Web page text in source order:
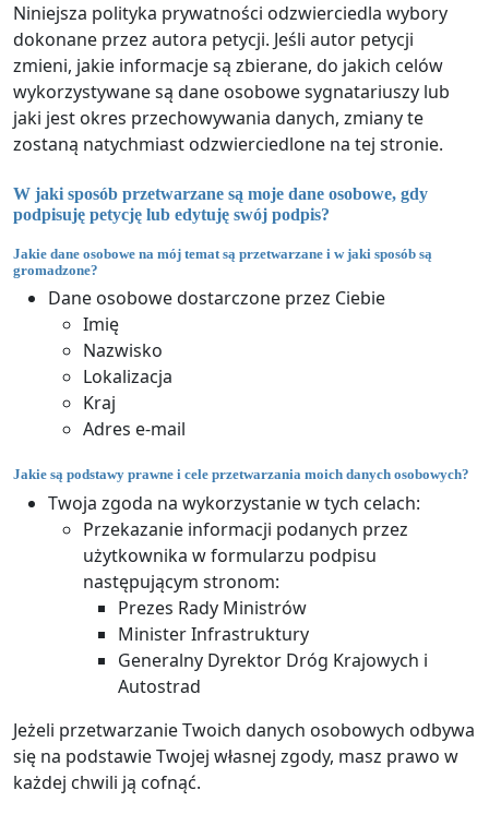
Niniejsza polityka prywatności odzwierciedla wybory
dokonane przez autora petycji. Jeśli autor petycji
zmieni, jakie informacje są zbierane, do jakich celów
wykorzystywane są dane osobowe sygnatariuszy lub
jaki jest okres przechowywania danych, zmiany te
zostaną natychmiast odzwierciedlone na tej stronie.
W jaki sposób przetwarzane są moje dane osobowe, gdy
podpisuję petycję lub edytuję swój podpis?
Jakie dane osobowe na mój temat są przetwarzane i w jaki sposób są
gromadzone?
Dane osobowe dostarczone przez Ciebie
Imię
Nazwisko
Lokalizacja
Kraj
Adres e-mail
Jakie są podstawy prawne i cele przetwarzania moich danych osobowych?
Twoja zgoda na wykorzystanie w tych celach:
Przekazanie informacji podanych przez
użytkownika w formularzu podpisu
następującym stronom:
Prezes Rady Ministrów
Minister Infrastruktury
Generalny Dyrektor Dróg Krajowych i
Autostrad
Jeżeli przetwarzanie Twoich danych osobowych odbywa
się na podstawie Twojej własnej zgody, masz prawo w
każdej chwili ją cofnąć.